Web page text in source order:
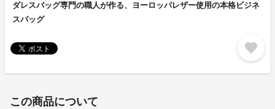
ダレスバッグ専門の職人が作る、ヨーロッパレザー使用の本格ビジネ
スバッグ
favorite
この商品について